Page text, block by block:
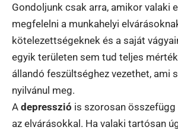
Gondoljunk csak arra, amikor valaki
megfelelni a munkahelyi
kötelezettségeknek és a saját
egyik területen sem tud teljes
állandó feszültséghez vezethet, ami
nyilvánul meg.
A depresszió is szorosan összefügg
az elvárásokkal. Ha valaki tartósan